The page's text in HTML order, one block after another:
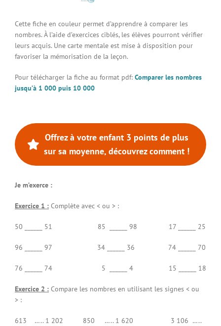
Cette fiche en couleur permet d’apprendre à comparer les
nombres. À l’aide d’exercices ciblés, les élèves pourront vérifier
leurs acquis. Une carte mentale est mise à disposition pour
favoriser la mémorisation de la leçon.
Pour télécharger la fiche au format pdf: Comparer les nombres
jusqu’à 1 000 puis 10 000
Offrez à votre enfant 3 points de plus
sur sa moyenne, découvrez comment !
Je m’exerce :
Exercice 1 : Complète avec < ou > :
50 ______ 51 85 ______ 98 17 ______ 25
96 ______ 97 34 ______ 36 74 ______ 70
76 ______ 74 5 ______ 4 15 ______ 18
Exercice 2 : Compare les nombres en utilisant les signes < ou
> :
613 ….. 1 202 850 ….. 1 620 3 106 …..